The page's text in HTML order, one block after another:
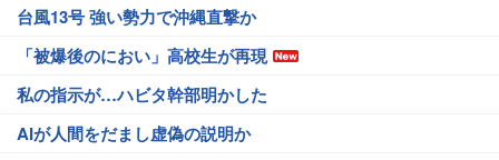
台風13号 強い勢力で沖縄直撃か
「被爆後のにおい」高校生が再現
私の指示が…ハビタ幹部明かした
AIが人間をだまし虚偽の説明か